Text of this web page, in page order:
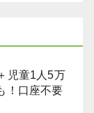
児童1人5万
！口座不要